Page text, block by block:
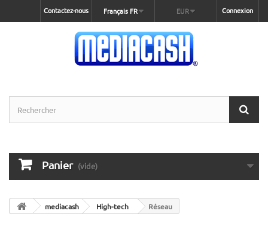
Connexion
EUR
Français FR
Contactez-nous
Panier (vide)
mediacash High-tech Réseau